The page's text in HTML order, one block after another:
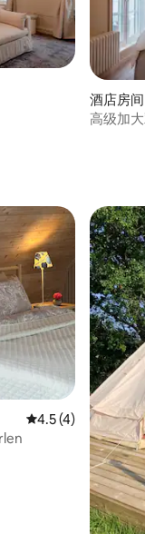
酒店房
高级加
平均评分 4.5 分（
4.5 (4)